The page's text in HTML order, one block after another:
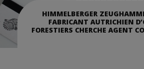
HIMMELBERGER
FABRICANT AUTRICHIEN
FORESTIERS CHERCHE AGENT